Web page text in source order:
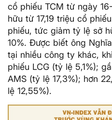
cổ phiếu TCM từ ngày
hữu từ 17,19 triệu cổ
phiếu, tức giảm tỷ lệ sở
10%. Được biết ông
tại nhiều công ty khác,
phiếu LCG (tỷ lệ 5,1%);
AMS (tỷ lệ 17,3%); hơn
lệ 12,55%).